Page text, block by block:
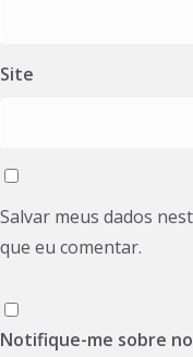
Site
Salvar meus dados
que eu comentar.
Notifique-me sobre